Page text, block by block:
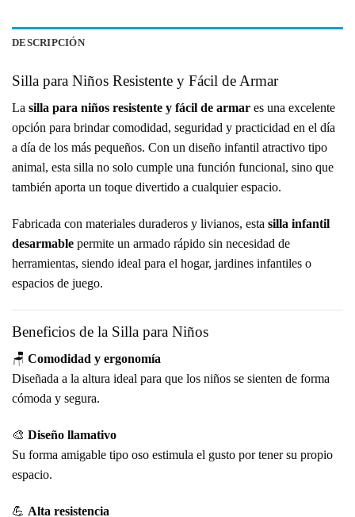
DESCRIPCIÓN
Silla para Niños Resistente y Fácil de Armar
La silla para niños resistente y fácil de armar es una excelente
opción para brindar comodidad, seguridad y practicidad en el día
a día de los más pequeños. Con un diseño infantil atractivo tipo
animal, esta silla no solo cumple una función funcional, sino que
también aporta un toque divertido a cualquier espacio.
Fabricada con materiales duraderos y livianos, esta silla infantil
desarmable permite un armado rápido sin necesidad de
herramientas, siendo ideal para el hogar, jardines infantiles o
espacios de juego.
Beneficios de la Silla para Niños
🪑 Comodidad y ergonomía
Diseñada a la altura ideal para que los niños se sienten de forma
cómoda y segura.
🎨 Diseño llamativo
Su forma amigable tipo oso estimula el gusto por tener su propio
espacio.
💪 Alta resistencia